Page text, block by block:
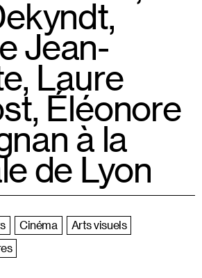
Jean-
Laure
Éléonore
à la
de Lyon
Cinéma
Arts visuels